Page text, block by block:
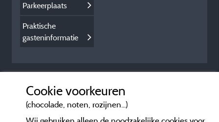
Parkeerplaats
Praktische
gasteninformatie
Cookie voorkeuren
(chocolade, noten, rozijnen...)